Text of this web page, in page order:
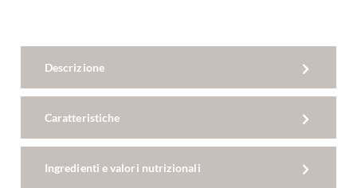
Descrizione
Caratteristiche
Ingredienti e valori nutrizionali